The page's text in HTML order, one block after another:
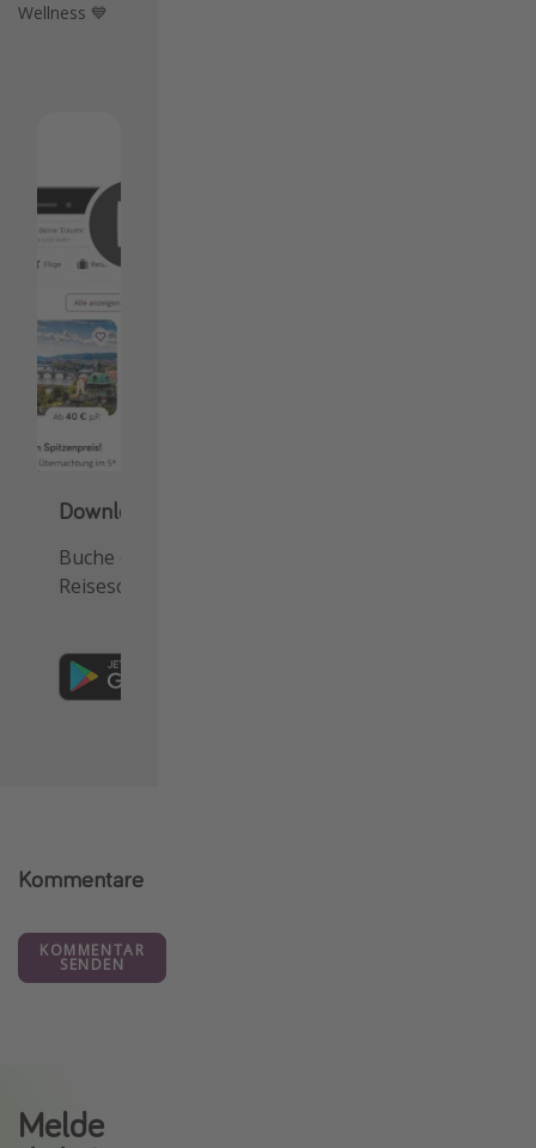
Wellness 💙
Downloade unsere App
Buche die besten
Reiseschnäppchen als Erstes.
Kommentare
KOMMENTAR
SENDEN
Melde